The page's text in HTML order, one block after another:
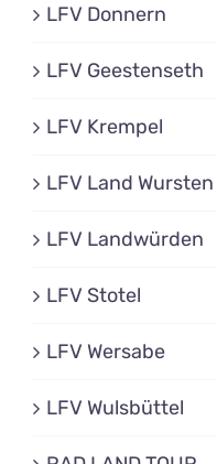
LFV Donnern
LFV Geestenseth
LFV Krempel
LFV Land Wursten
LFV Landwürden
LFV Stotel
LFV Wersabe
LFV Wulsbüttel